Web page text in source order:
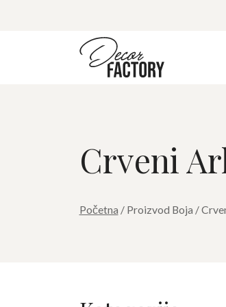
Crveni
Početna / Proizvod Boja /